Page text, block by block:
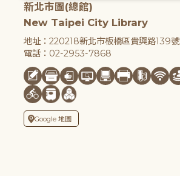
新北市圖(總館)
New Taipei City Library
地址：220218新北市板橋區貴興路139號
電話：02-2953-7868
Google 地圖